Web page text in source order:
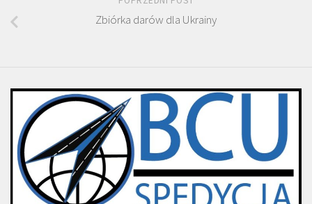
Zbiórka darów dla Ukrainy